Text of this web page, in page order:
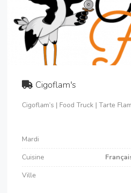
Cigoflam's
Cigoflam’s | Food Truck | Tarte
Mardi
Cuisine
Ville